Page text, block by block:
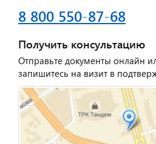
8 800 550-87-68
Получить консультацию
Отправьте документы онлайн
запишитесь на визит в